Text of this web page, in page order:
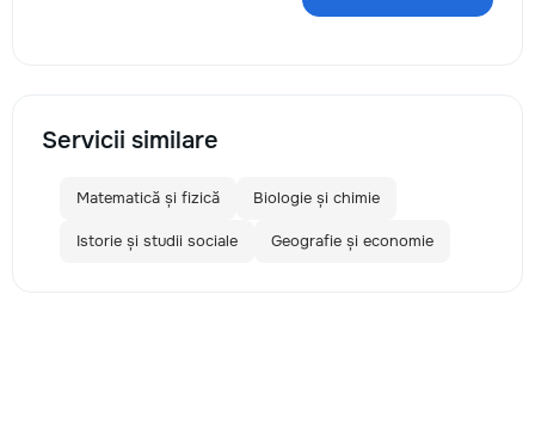
Servicii similare
Matematică și fizică Biologie și chimie
Istorie și studii sociale Geografie și economie